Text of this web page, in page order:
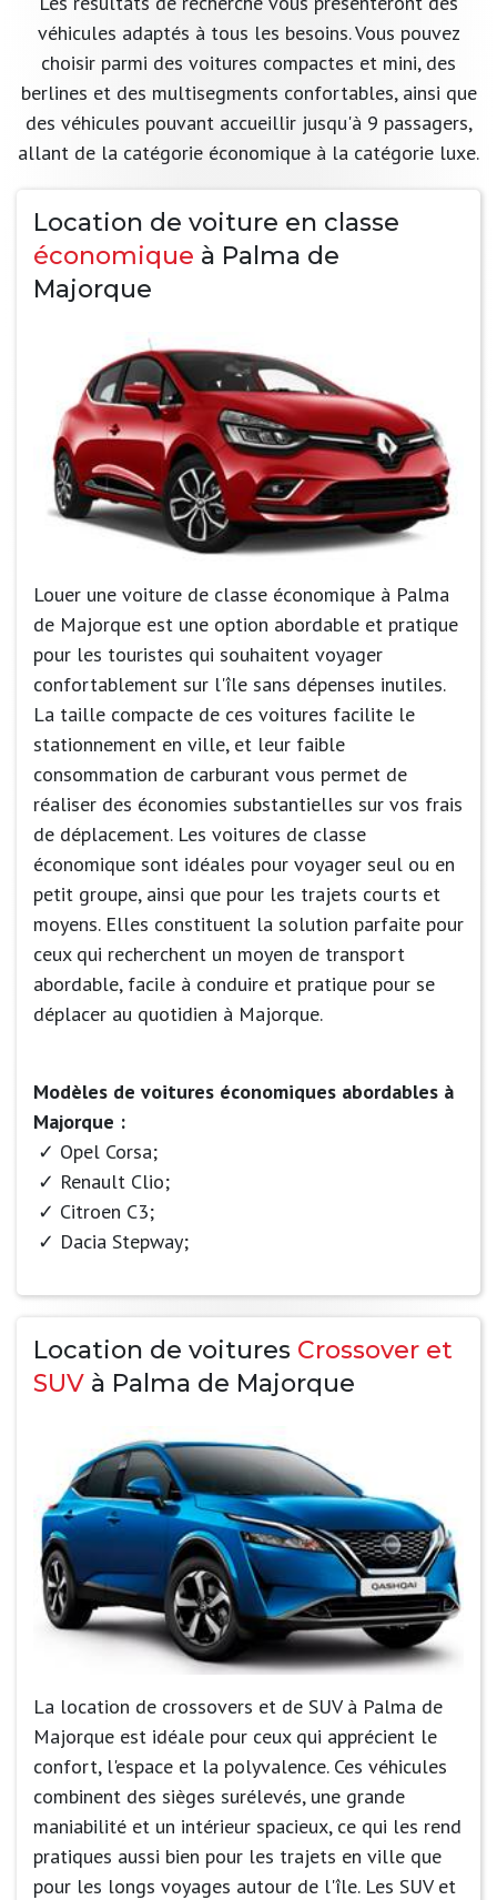
véhicules adaptés à tous les besoins. Vous pouvez
choisir parmi des voitures compactes et mini, des
berlines et des multisegments confortables, ainsi que
des véhicules pouvant accueillir jusqu'à 9 passagers,
allant de la catégorie économique à la catégorie luxe.
Location de voiture en classe
économique à Palma de
Majorque
Louer une voiture de classe économique à Palma
de Majorque est une option abordable et pratique
pour les touristes qui souhaitent voyager
confortablement sur l'île sans dépenses inutiles.
La taille compacte de ces voitures facilite le
stationnement en ville, et leur faible
consommation de carburant vous permet de
réaliser des économies substantielles sur vos frais
de déplacement. Les voitures de classe
économique sont idéales pour voyager seul ou en
petit groupe, ainsi que pour les trajets courts et
moyens. Elles constituent la solution parfaite pour
ceux qui recherchent un moyen de transport
abordable, facile à conduire et pratique pour se
déplacer au quotidien à Majorque.
Modèles de voitures économiques abordables à
Majorque :
Opel Corsa;
Renault Clio;
Citroen C3;
Dacia Stepway;
Location de voitures Crossover et
SUV à Palma de Majorque
La location de crossovers et de SUV à Palma de
Majorque est idéale pour ceux qui apprécient le
confort, l'espace et la polyvalence. Ces véhicules
combinent des sièges surélevés, une grande
maniabilité et un intérieur spacieux, ce qui les rend
pratiques aussi bien pour les trajets en ville que
pour les longs voyages autour de l'île. Les SUV et